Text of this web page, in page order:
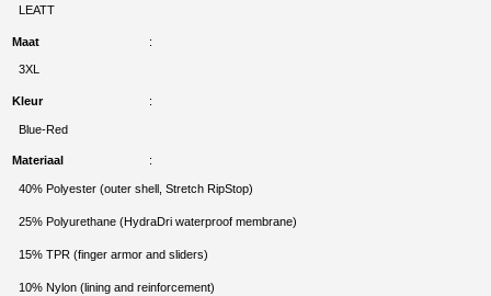
LEATT
Maat
3XL
Kleur
Blue-Red
Materiaal
40% Polyester (outer shell, Stretch RipStop)
25% Polyurethane (HydraDri waterproof membrane)
15% TPR (finger armor and sliders)
10% Nylon (lining and reinforcement)